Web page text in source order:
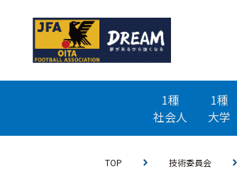
1種
社会人
1種
大学
TOP 技術委員会